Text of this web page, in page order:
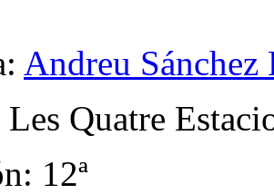
Andreu
Quatre
12ª